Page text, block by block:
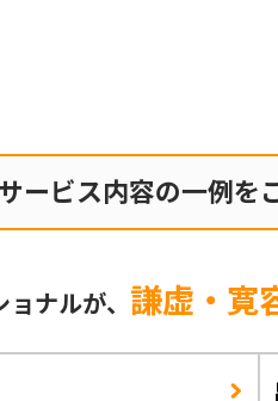
ービス内容の一例を
ョナルが、謙虚・寛